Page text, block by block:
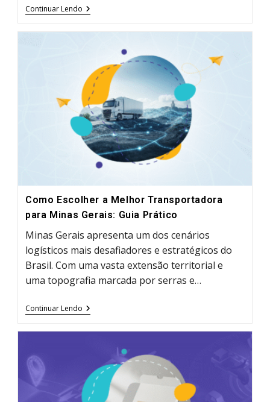
Continuar Lendo Carga
Fracionada
Gerais:
Qual
A
Melhor
Opção?
Como Escolher a Melhor Transportadora
para Minas Gerais: Guia Prático
Minas Gerais apresenta um dos cenários
logísticos mais desafiadores e estratégicos do
Brasil. Com uma vasta extensão territorial e
uma topografia marcada por serras e…
Continuar Lendo Como
Escolher
Transportadora
Minas
Gerais:
Guia
Prático